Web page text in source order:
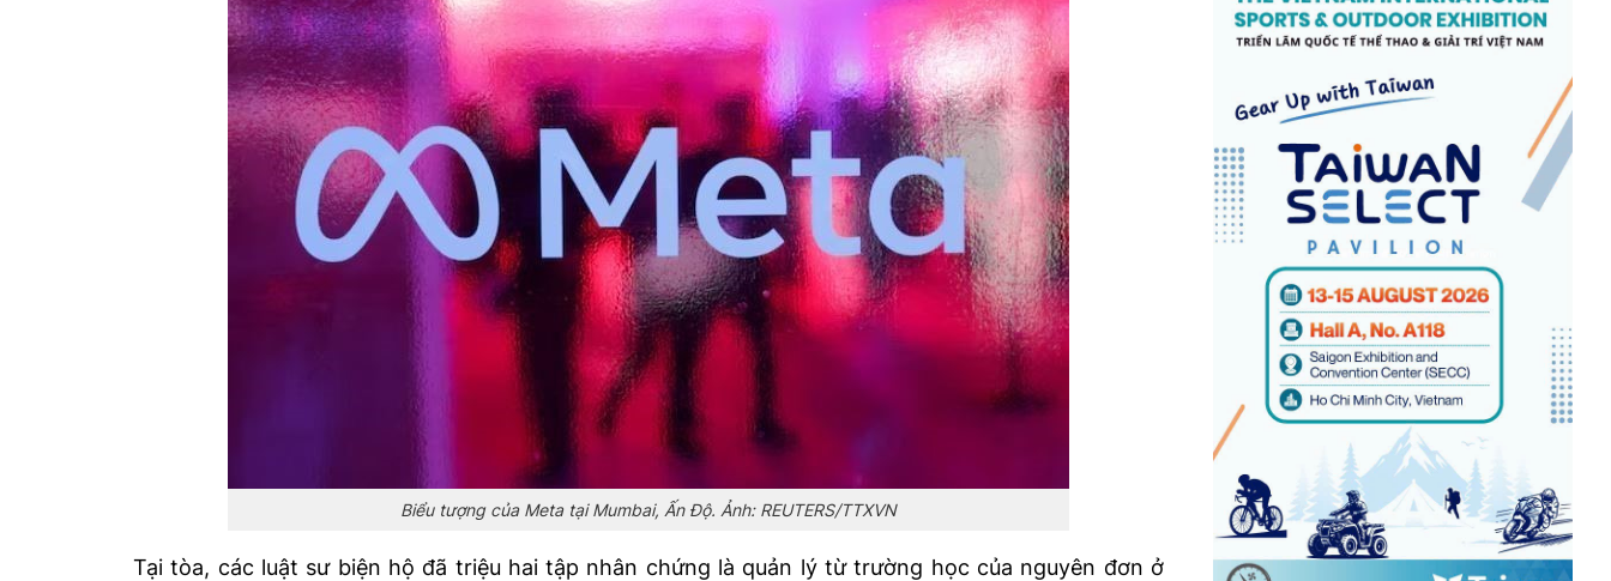
Biểu tượng của Meta tại Mumbai, Ấn Độ. Ảnh: REUTERS/TTXVN
Tại tòa, các luật sư biện hộ đã triệu hai tập nhân chứng là quản lý từ trường học của nguyên đơn ở